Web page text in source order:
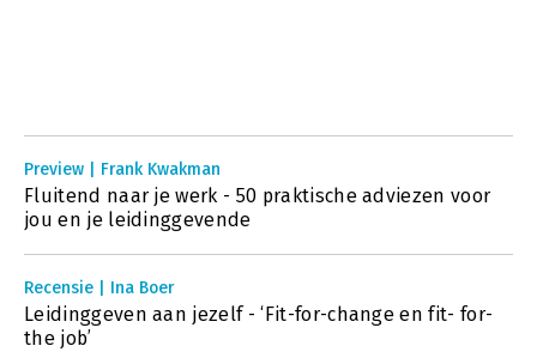
Preview | Frank Kwakman
Fluitend naar je werk - 50 praktische adviezen voor
jou en je leidinggevende
Recensie | Ina Boer
Leidinggeven aan jezelf - ‘Fit-for-change en fit- for-
the job’